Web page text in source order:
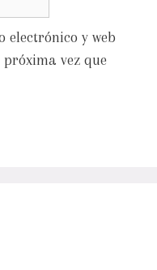
electrónico y web
vez que